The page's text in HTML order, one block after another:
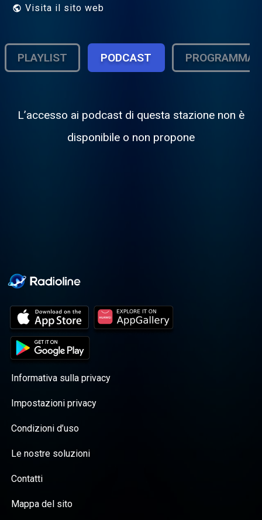
Visita il sito web
PLAYLIST PODCAST PROGRAMMA
L’accesso ai podcast di questa stazione non è
disponibile o non propone
Informativa sulla privacy
Impostazioni privacy
Condizioni d’uso
Le nostre soluzioni
Contatti
Mappa del sito